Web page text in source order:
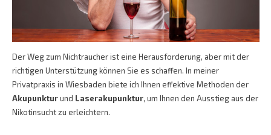
Der Weg zum Nichtraucher ist eine Herausforderung, aber mit der
richtigen Unterstützung können Sie es schaffen. In meiner
Privatpraxis in Wiesbaden biete ich Ihnen effektive Methoden der
Akupunkturund Laserakupunktur, um Ihnen den Ausstieg aus der
Nikotinsucht zu erleichtern.